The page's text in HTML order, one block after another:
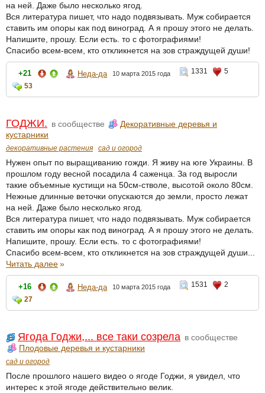
на ней. Даже было несколько ягод.
Вся литература пишет, что надо подвязывать. Муж собирается
ставить им опоры как под виноград. А я прошу этого не делать.
Напишите, прошу. Если есть. то с фотографиями!
Спасибо всем-всем, кто откликнется на зов страждущей души!
+21 Неда-да 10 марта 2015 года 1331
5
53
ГОДЖИ. в сообществе
Декоративные деревья и
кустарники
декоративные растения сад и огород
Нужен опыт по выращиванию гожди. Я живу на юге Украины. В
прошлом году весной посадила 4 саженца. За год выросли
такие объемные кустищи на 50см-стволе, высотой около 80см.
Нежные длинные веточки опускаются до земли, просто лежат
на ней. Даже было несколько ягод.
Вся литература пишет, что надо подвязывать. Муж собирается
ставить им опоры как под виноград. А я прошу этого не делать.
Напишите, прошу. Если есть. то с фотографиями!
Спасибо всем-всем, кто откликнется на зов страждущей души...
Читать далее»
+16 Неда-да 10 марта 2015 года 1531
2
27
Ягода Годжи,... все таки созрела в сообществе
Плодовые деревья и кустарники
сад и огород
После прошлого нашего видео о ягоде Годжи, я увидел, что
интерес к этой ягоде действительно велик.